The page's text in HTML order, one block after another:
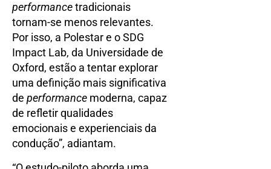
performancetradicionais
tornam-se menos relevantes.
Por isso, a Polestar e o SDG
Impact Lab, da Universidade de
Oxford, estão a tentar explorar
uma definição mais significativa
de performance moderna, capaz
de refletir qualidades
emocionais e experienciais da
condução”, adiantam.